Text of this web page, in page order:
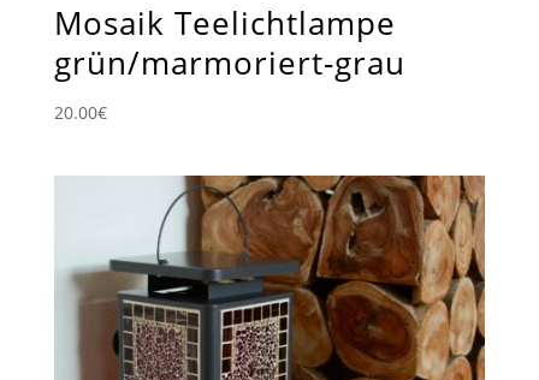
Mosaik Teelichtlampe
grün/marmoriert-grau
20.00€